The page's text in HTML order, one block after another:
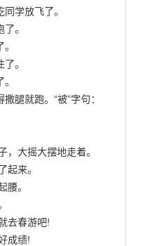
学放飞了。
。
。
腿就跑。“被”字句：
，大摇大摆地走着。
起来。
腰。
去春游吧!
成绩!